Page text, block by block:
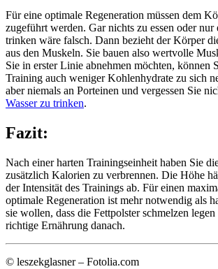
Für eine optimale Regeneration müssen dem
zugeführt werden. Gar nichts zu essen oder nur
trinken wäre falsch. Dann bezieht der Körper
aus den Muskeln. Sie bauen also wertvolle
Sie in erster Linie abnehmen möchten, können
Training auch weniger Kohlenhydrate zu sich
aber niemals an Porteinen und vergessen Sie
Wasser zu trinken.
Fazit:
Nach einer harten Trainingseinheit haben Sie
zusätzlich Kalorien zu verbrennen. Die Höhe
der Intensität des Trainings ab. Für einen
optimale Regeneration ist mehr notwendig als
sie wollen, dass die Fettpolster schmelzen
richtige Ernährung danach.
© leszekglasner – Fotolia.com